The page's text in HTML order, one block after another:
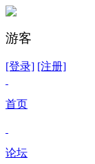
游客
[登录] [注册]
首页
论坛